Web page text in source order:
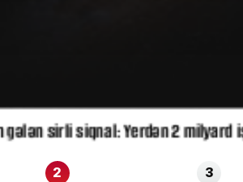
sirli siqnal: Yerdən 2 milyard
2 3